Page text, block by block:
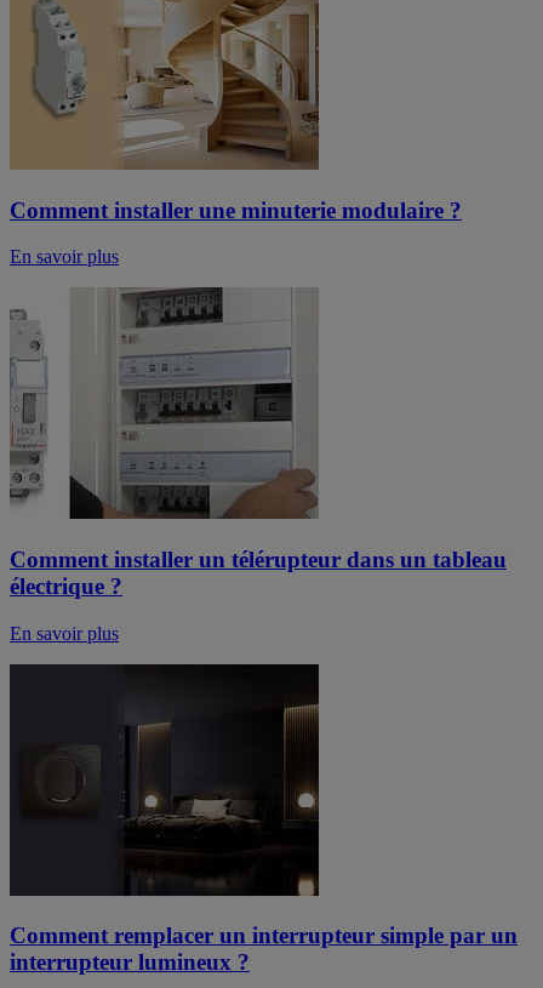
Comment installer une minuterie modulaire ?
En savoir plus
Comment installer un télérupteur dans un tableau
électrique ?
En savoir plus
Comment remplacer un interrupteur simple par un
interrupteur lumineux ?